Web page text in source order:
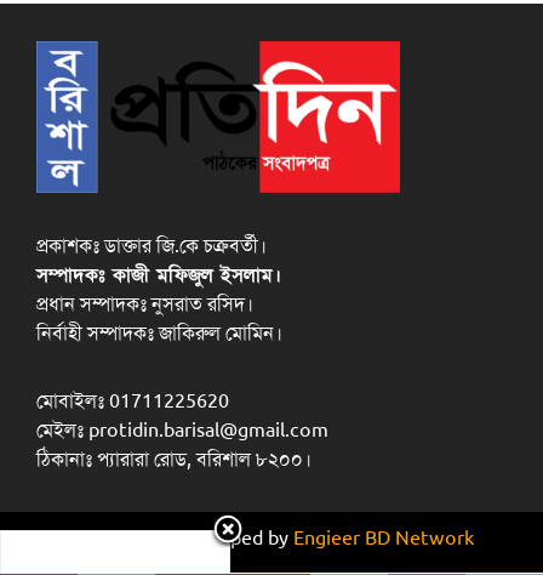
প্রকাশকঃ ডাক্তার জি.কে চক্রবর্তী।
সম্পাদকঃ কাজী মফিজুল ইসলাম।
প্রধান সম্পাদকঃ নুসরাত রসিদ।
নির্বাহী সম্পাদকঃ জাকিরুল মোমিন।
মোবাইলঃ 01711225620
মেইলঃ protidin.barisal@gmail.com
ঠিকানাঃ প্যারারা রোড, বরিশাল ৮২০০।
Design and developed by Engieer BD Network